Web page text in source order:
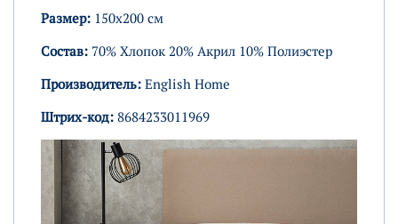
Размер: 150х200 см
Состав: 70% Хлопок 20% Акрил 10% Полиэстер
Производитель: English Home
Штрих-код: 8684233011969